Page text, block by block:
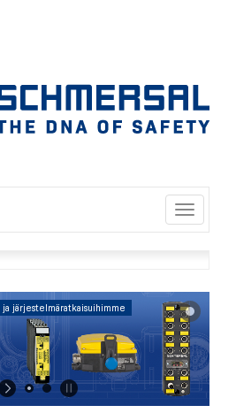
Toggle
järjestelmäratkaisuihimme